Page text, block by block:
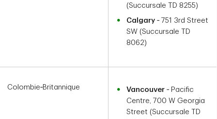
(Succursale TD 8255)
Calgary ‑ 751 3rd Street
SW (Succursale TD
8062)
Colombie‑Britannique Vancouver ‑ Pacific
Centre, 700 W Georgia
Street (Succursale TD